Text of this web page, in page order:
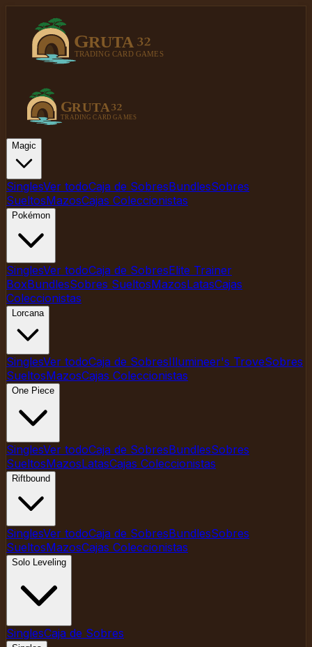
Magic
SinglesVer todoCaja de SobresBundlesSobres
SueltosMazosCajas Coleccionistas
Pokémon
SinglesVer todoCaja de SobresElite Trainer
BoxBundlesSobres SueltosMazosLatasCajas
Coleccionistas
Lorcana
SinglesVer todoCaja de SobresIllumineer's TroveSobres
SueltosMazosCajas Coleccionistas
One Piece
SinglesVer todoCaja de SobresBundlesSobres
SueltosMazosLatasCajas Coleccionistas
Riftbound
SinglesVer todoCaja de SobresBundlesSobres
SueltosMazosCajas Coleccionistas
Solo Leveling
SinglesCaja de Sobres